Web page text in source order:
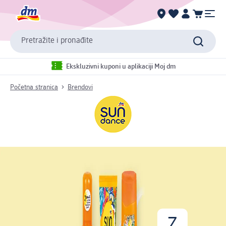
Pretražite i pronađite
Ekskluzivni kuponi u aplikaciji Moj dm
Početna stranica Brendovi